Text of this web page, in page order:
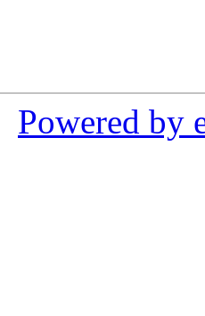
Powered by